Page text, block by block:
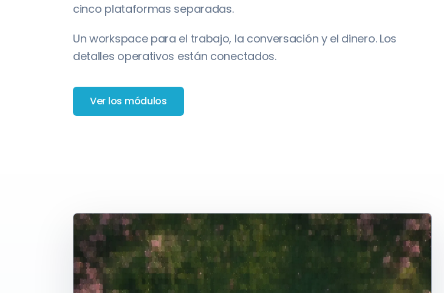
cinco plataformas separadas.
Un workspace para el trabajo, la conversación y el dinero. Los
detalles operativos están conectados.
Ver los módulos